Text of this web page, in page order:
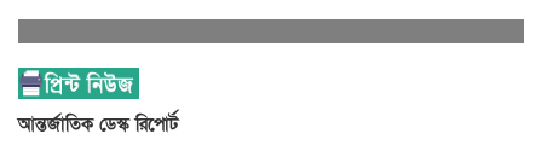
আন্তর্জাতিক ডেস্ক রিপোর্ট